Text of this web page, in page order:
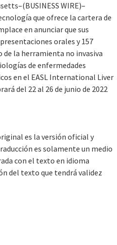
WIRE)–
que ofrece la cartera de
en anunciar que sus
orales y 157
de la herramienta no invasiva
de enfermedades
en el EASL International Liver
del 22 al 26 de junio de 2022
es la versión oficial y
es solamente un medio
con el texto en idioma
del texto que tendrá validez